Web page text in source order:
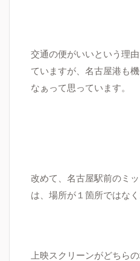
交通の便がいいという理
ていますが、名古屋港も
なぁって思っています。
改めて、名古屋駅前のミ
は、場所が１箇所ではな
上映スクリーンがどちら